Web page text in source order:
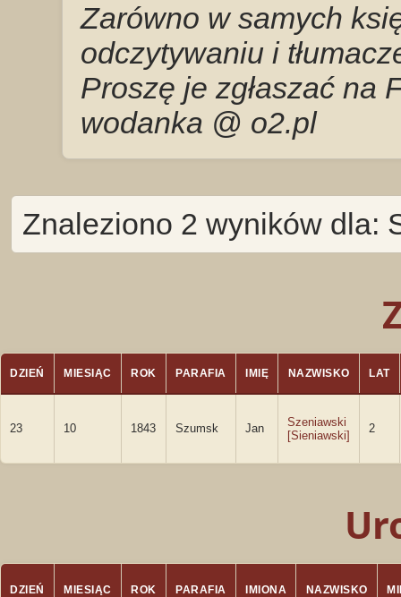
Zarówno w samych
odczytywaniu i
Proszę je zgłaszać na
wodanka @ o2.pl
Znaleziono 2 wyników dla:
DZIEŃ MIESIĄC ROK PARAFIA IMIĘ NAZWISKO LAT
23 10 1843 Szumsk Jan
Szeniawski
[Sieniawski]
2
DZIEŃ MIESIĄC ROK PARAFIA IMIONA NAZWISKO